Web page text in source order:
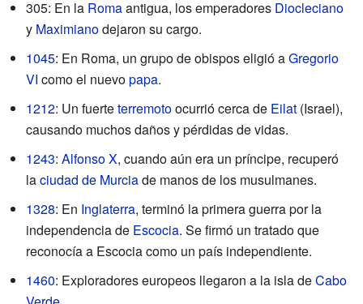
305: En la Romaantigua, los emperadores Diocleciano
y Maximianodejaron su cargo.
1045: En Roma, un grupo de obispos eligió aGregorio
VI como el nuevopapa.
1212: Un fuerteterremotoocurrió cerca de Eilat (Israel),
causando muchos daños y pérdidas de vidas.
1243: Alfonso X, cuando aún era un príncipe, recuperó
laciudad de Murciade manos de los musulmanes.
1328: En Inglaterra, terminó la primera guerra por la
independencia de Escocia. Se firmó un tratado que
reconocía a Escocia como un país independiente.
1460: Exploradores europeos llegaron a la isla deCabo